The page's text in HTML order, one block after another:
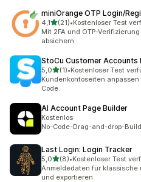
miniOrange OTP Login/
4,1von 5 Sternen
(21)
21 Rezensionen insgesamt
•Kostenloser Test
Mit 2FA und OTP-
absichern
StoCu Customer Accounts
5,0von 5 Sternen
(1)
1 Rezensionen insgesamt
•Kostenloser Test
Kundenkontoseiten
Code.
AI Account Page Builder
Kostenlos
No-Code-Drag-and-drop-
Last Login: Login Tracker
5,0von 5 Sternen
(8)
8 Rezensionen insgesamt
•Kostenloser Test
Anmeldedaten für klassische
und exportieren